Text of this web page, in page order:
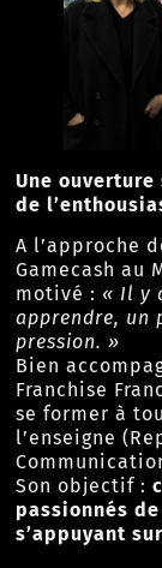
Une
de
A l’approche
Gamecash au
motivé :« Il y
apprendre, un
pression. »
Bien
Franchise
se former à
l’enseigne
Son objectif :
passionnés
s’appuyant